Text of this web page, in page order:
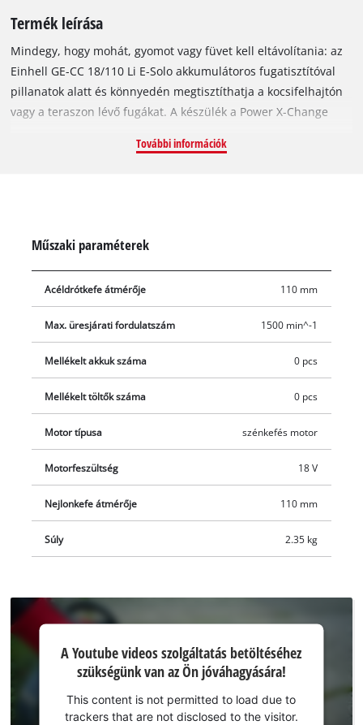
Termék leírása
Mindegy, hogy mohát, gyomot vagy füvet kell eltávolítania: az
Einhell GE-CC 18/110 Li E-Solo akkumulátoros fugatisztítóval
pillanatok alatt és könnyedén megtisztíthatja a kocsifelhajtón
vagy a teraszon lévő fugákat. A készülék a Power X-Change
teljesítményű 18 V akkumulátorra lesz szüksége. A
szerszámok nélkül megváltoztathatja, és bármikor a fuga
mélységéhez állíthatja. A szabályozható magasságnak
köszönhetően a készülék így mindig párhuzamos a
különböző szögekbe dönthető, jól látható vonalvezetővel
felszerelt átlátszó fröccsenésgátló óvja a készüléket a portól és
a szennyeződésektől. A kényelmes használatot a teleszkópos
nyél és az állítható, kefetároló rekesszel felszerelt, Softgrip
borítású markolat biztosítja. Az akkumulátoros fugatisztító 10
mm széles nejlonkeféje karcolásérzékeny felületekhez, a 15
gyomtalanításához használható. A szerszámok nélkül, gyorsan
és könnyedén kicserélhető kefék 110 mm átmérőjűek. Akku és
töltő nélkül; ezeket külön vásárolhatja meg.
További információk
Műszaki paraméterek
Acéldrótkefe átmérője 110 mm
Max. üresjárati fordulatszám 1500 min^-1
Mellékelt akkuk száma 0 pcs
Mellékelt töltők száma 0 pcs
Motor típusa szénkefés motor
Motorfeszültség 18 V
Nejlonkefe átmérője 110 mm
Súly 2.35 kg
A Youtube
szolgáltatás
betöltéséhez
szükségünk
van az Ön
A Youtube videos szolgáltatás betöltéséhez
szükségünk van az Ön jóváhagyására!
This content is not permitted to load due to
trackers that are not disclosed to the visitor.